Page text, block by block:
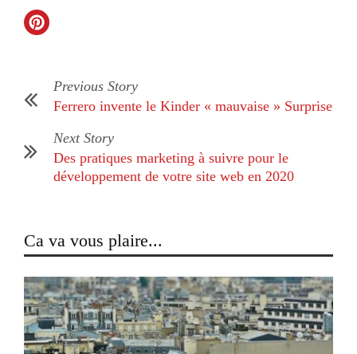
Previous Story
Ferrero invente le Kinder « mauvaise » Surprise
Next Story
Des pratiques marketing à suivre pour le
développement de votre site web en 2020
Ca va vous plaire...